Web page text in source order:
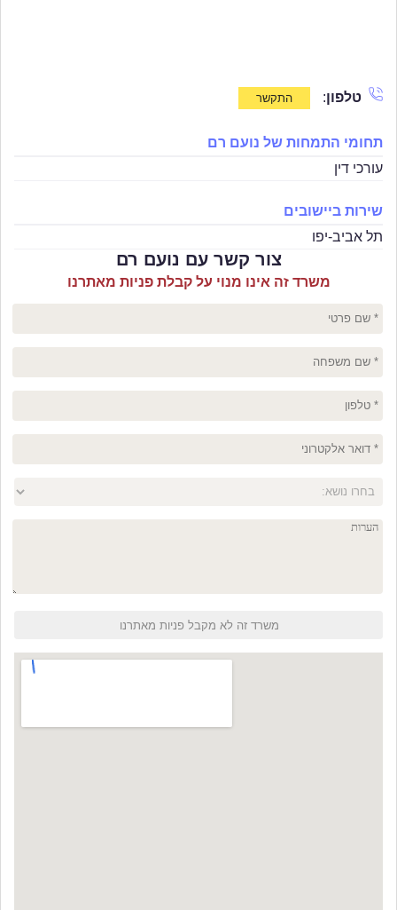
טלפון:
תחומי התמחות של נועם רם
עורכי דין
שירות ביישובים
תל אביב-יפו
צור קשר עם נועם רם
משרד זה אינו מנוי על קבלת פניות מאתרנו